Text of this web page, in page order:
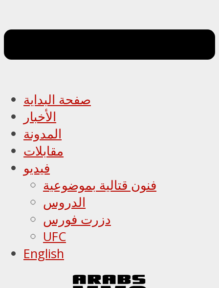
صفحة البداية
الأخبار
المدونة
مقابلات
فيديو
فنون قتالية بموضوعية
الدروس
دزرت فورس
UFC
English